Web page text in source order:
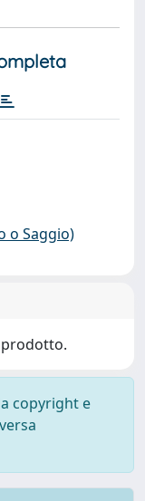
o Saggio)
prodotto.
copyright e